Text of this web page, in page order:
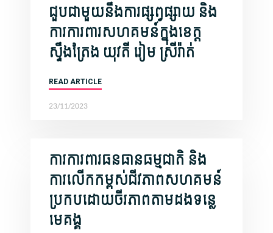
ជួបជាមួយនឹងការផ្សព្វផ្សាយ និង
ការការពារសហគមន៍ក្នុងខេត្ត
ស្ទឹងត្រែង យុវតី រៀម ស្រីរ៉ាត់
READ ARTICLE
23/11/2023
ការការពារធនធានធម្មជាតិ និង
ការលើកកម្ពស់ជីវភាពសហគមន៍
ប្រកបដោយចីរភាពតាមដងទន្លេ
មេគង្គ